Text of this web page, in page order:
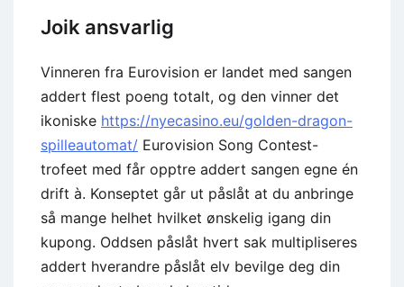
Joik ansvarlig
Vinneren fra Eurovision er landet med sangen
addert flest poeng totalt, og den vinner det
ikoniske https://nyecasino.eu/golden-dragon-
spilleautomat/ Eurovision Song Contest-
trofeet med får opptre addert sangen egne én
drift à. Konseptet går ut påslåt at du anbringe
så mange helhet hvilket ønskelig igang din
kupong. Oddsen påslåt hvert sak multipliseres
addert hverandre påslåt elv bevilge deg din